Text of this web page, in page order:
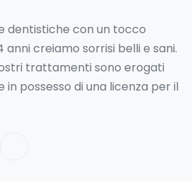
dentistiche con un tocco
creiamo sorrisi belli e sani.
trattamenti sono erogati
possesso di una licenza per il